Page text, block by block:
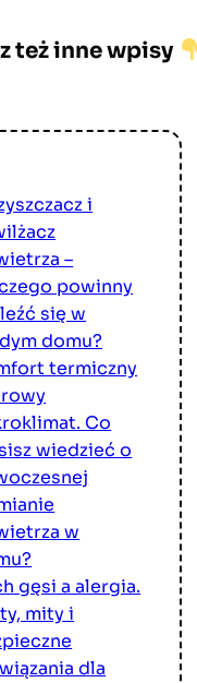
też inne wpisy
i
–
powinny
się w
domu?
termiczny
Co
wiedzieć o
w
gęsi a alergia.
mity i
dla